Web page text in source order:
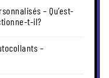
– Qu’est-
t-il?
–